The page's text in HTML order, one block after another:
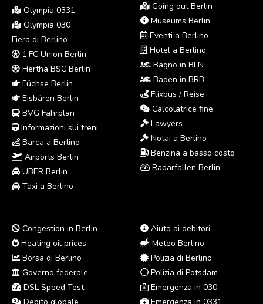
Olympia 0331
Olympia 030
Fiera di Berlino
1.FC Union Berlin
Hertha BSC Berlin
Füchse Berlin
Eisbären Berlin
BVG Fahrplan
Informazioni sui treni
Barca a Berlino
Airports Berlin
UBER Berlin
Taxi a Berlino
Going out Berlin
Museums Berlin
Eventi a Berlino
Hotel a Berlino
Bagno in BLN
Baden in BRB
Flixbus / Reise
Calcolatrice fine
Lawyers
Notai a Berlino
Benzina a basso costo
Radarfallen Berlin
Congestion in Berlin
Heating oil prices
Borsa di Berlino
Governo federale
DSL Speed Test
Aiuto ai debitori
Meteo Berlino
Polizia di Berlino
Polizia di Potsdam
Emergenza in 030